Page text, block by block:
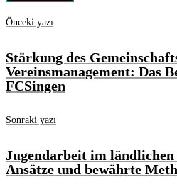
Önceki yazı
Stärkung des
Vereinsmanagement: Das
FCSingen
Sonraki yazı
Jugendarbeit im
Ansätze und bewährte